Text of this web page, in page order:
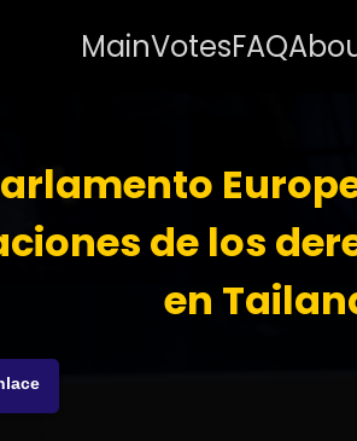
MainVotesFAQ
de los
en